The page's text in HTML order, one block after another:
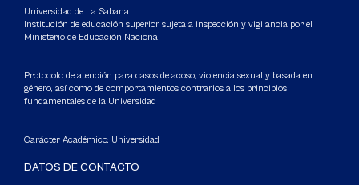
Universidad de La Sabana
Institución de educación superior sujeta a inspección y vigilancia por el
Ministerio de Educación Nacional
Protocolo de atención para casos de acoso, violencia sexual y basada en
género, así como de comportamientos contrarios a los principios
fundamentales de la Universidad
Carácter Académico: Universidad
DATOS DE CONTACTO